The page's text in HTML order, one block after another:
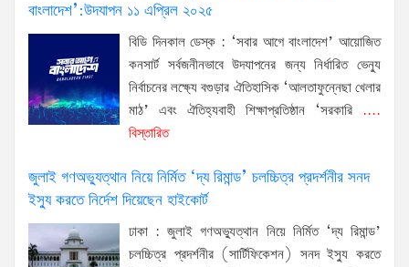
বাংলাদেশ’:উদযাপন ১১ এপ্রিল ২০২৫
বিডি দিনকাল ডেস্ক : ‘সবার আগে বাংলাদেশ’ আয়োজিত
কনসার্ট সর্বজনীনভাবে উদযাপনের জন্য নির্ধারিত ভেন্যু
নির্বাচনের লক্ষ্যে বগুড়ার ঐতিহাসিক ‘আলতাফুন্নেছা খেলার
মাঠ’ এবং ঐতিহ্যবাহী শিক্ষাপ্রতিষ্ঠান ‘সরকারি ....
বিস্তারিত
জুলাই গণঅভ্যুত্থান নিয়ে নির্মিত ‘দ্য রিমান্ড’ চলচ্চিত্র প্রদর্শনীর সনদ
ইস্যু করতে নির্দেশ দিয়েছেন হাইকোর্ট
ঢাকা : জুলাই গণঅভ্যুত্থান নিয়ে নির্মিত ‘দ্য রিমান্ড’
চলচ্চিত্র প্রদর্শনীর (সার্টিফিকেশন) সনদ ইস্যু করতে